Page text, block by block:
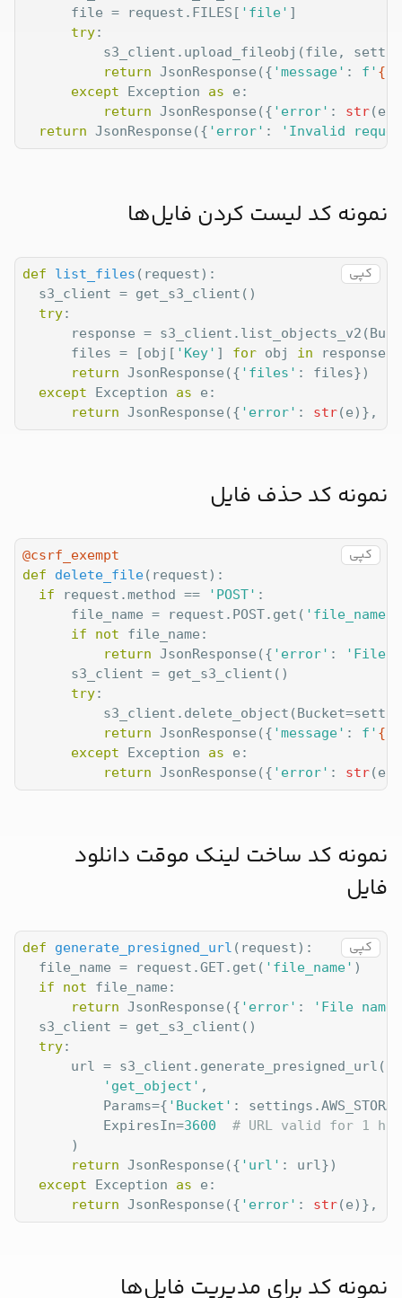
      file = request.FILES[
'file' ]
try:
s3_client.upload_fileobj(file,
return JsonResponse({ 'message' : f'
except Exception as e:
return JsonResponse({ 'error' : str
return JsonResponse({ 'error' : 'Invalid
نمونه کد لیست کردن فایل‌ها
کپی def list_files ( request):
  s3_client = get_s3_client()
try:
response =
      files = [obj[
'Key' ] for obj in
return JsonResponse({ 'files' : files})
except Exception as e:
return JsonResponse({ 'error' : str(e)},
نمونه کد حذف فایل
کپی
@csrf_exempt
def
delete_file( request):
if request.method == 'POST' :
      file_name = request.POST.get(
'file_name'
if
not file_name:
return JsonResponse({ 'error' :
'File
      s3_client = get_s3_client()
try:
return JsonResponse({ 'message' : f'
except Exception as e:
return JsonResponse({ 'error' : str
نمونه کد ساخت لینک موقت دانلود
فایل
کپی def generate_presigned_url ( request):
  file_name = request.GET.get(
'file_name' )
if
not file_name:
return JsonResponse({ 'error' :
'File
  s3_client = get_s3_client()
try:
      url = s3_client.generate_presigned_url(
'get_object' ,
          Params={
'Bucket' :
          ExpiresIn=
3600
# URL valid for 1
      )
return JsonResponse({ 'url' : url})
except Exception as e:
return JsonResponse({ 'error' : str(e)},
نمونه کد برای مدیریت فایل‌ها